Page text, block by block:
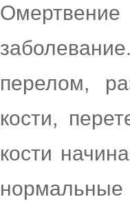
перелом,
кости,
кости